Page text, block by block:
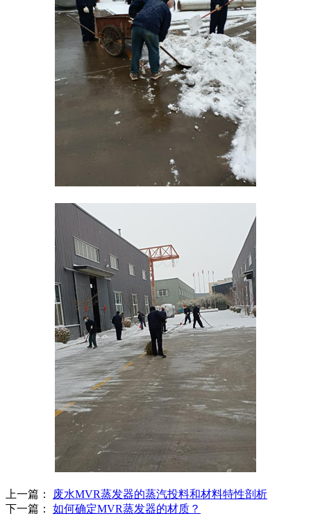
上一篇：
废水MVR蒸发器的蒸汽投料和材料特性剖析
下一篇： 如何确定MVR蒸发器的材质？